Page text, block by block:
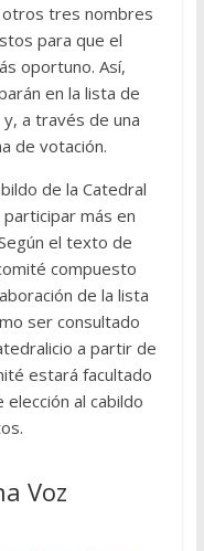
otros tres nombres
para que el
oportuno. Así,
en la lista de
a través de una
de votación.
de la Catedral
más en
el texto de
compuesto
de la lista
ser consultado
a partir de
estará facultado
al cabildo
Voz